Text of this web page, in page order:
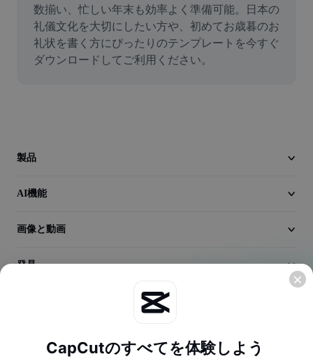
Face Cutout
動画
動画コンバーター
数揃い、忙しい年末も効率よく準備可能。日本の
礼儀文化を大切にしたい方や、初めてお歳暮のお
礼状を書く方にぴったりのテンプレートを今すぐ
ダウンロードしてご利用ください。
製品
AI機能
画像と動画
発見
CapCutのすべてを体験しよう